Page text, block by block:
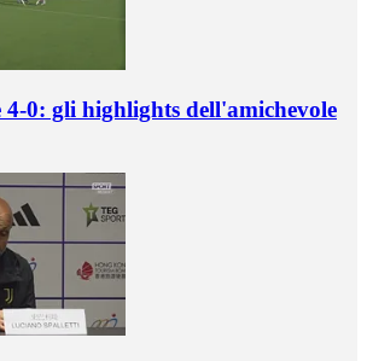
0: gli highlights dell'amichevole